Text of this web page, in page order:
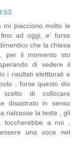
mi piacciono molto le
ad oggi, e' forse
che la chiesa
per il momento sto
di vedere il
i risultati eletttorali e
, forse questo dio
di collocare
disastrato in senso
rialzasse la testa , gli
toccherebbe a noi ,
una voce nel